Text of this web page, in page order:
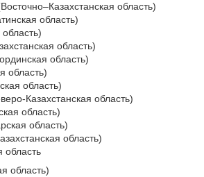
область)
область)
область)
область)
область)
область)
Казахстанская область)
область)
область)
область)
область
область)